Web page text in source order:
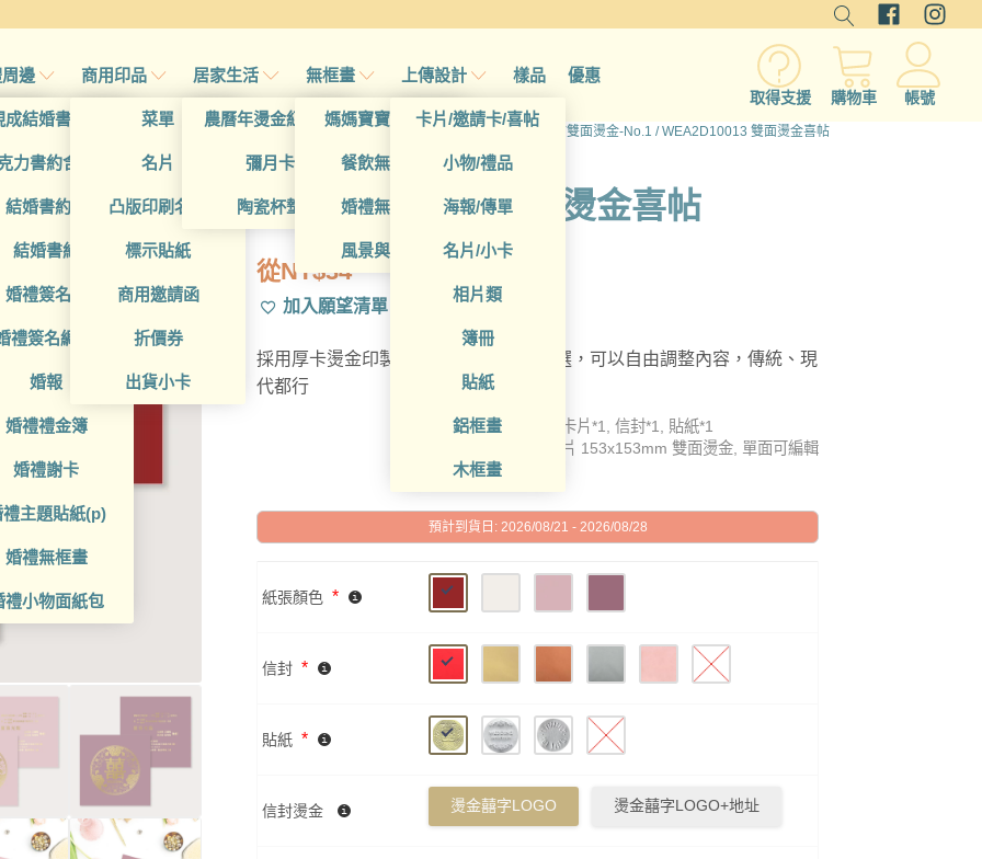
邊
成結婚書約夾
力書約含木座
結婚書約組
結婚書約
婚禮簽名簿
禮簽名綢(p)
婚報
婚禮禮金簿
婚禮謝卡
禮主題貼紙(p)
婚禮無框畫
禮小物面紙包
商用印品
菜單
名片
凸版印刷名片
標示貼紙
商用邀請函
折價券
出貨小卡
居家生活
農曆年燙金紅包袋
彌月卡
陶瓷杯墊
無框畫
媽媽寶寶無框畫
餐飲無框畫
婚禮無框畫
風景與藝術
上傳設計
卡片/邀請卡/喜帖
小物/禮品
海報/傳單
名片/小卡
相片類
簿冊
貼紙
鋁框畫
木框畫
樣品 優惠
取得支援 購物車 帳號
首頁/ 所有產品 /卡片/邀請函(p)/ 喜帖雙面燙金-No.1 / WEA2D10013 雙面燙金喜帖
WEA2D10013 雙面燙金喜帖
從NT$34
加入願望清單
採用厚卡燙金印製的，卡片紙張多色可選，可以自由調整內容，傳統、現
代都行
商品內容物: 卡片*1, 信封*1, 貼紙*1
商品尺寸: 卡片 153x153mm 雙面燙金, 單面可編輯
預計到貨日: 2026/08/21 - 2026/08/28
紙張顏色 *
信封 *
貼紙 *
信封燙金 燙金囍字LOGO 燙金囍字LOGO+地址